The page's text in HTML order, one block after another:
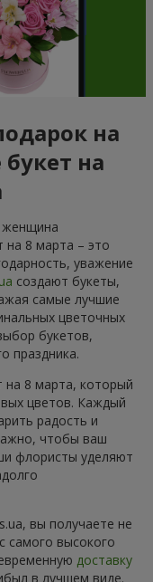
на
на
женщина
на 8 марта – это
уважение
создают букеты,
самые лучшие
цветочных
букетов,
праздника.
на 8 марта, который
цветов. Каждый
радость и
чтобы ваш
флористы уделяют
вы получаете не
самого высокого
доставку
в лучшем виде.